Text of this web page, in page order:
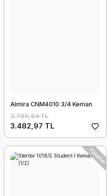
Almira CNM4010 3/4 Keman
3.785,84 TL
3.482,97 TL
Tükendi